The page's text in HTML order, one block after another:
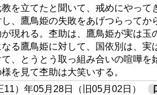
を立てたと聞いて、戒めにやって
、鷹鳥姫の失敗をあげつらって
現れる。杢助は、鷹鳥姫が実は
る鷹鳥姫に対して、国依別は、
、とうとう取っ組み合いの喧嘩
を見て杢助は大笑いする。
11）年05月28日（旧05月02日）